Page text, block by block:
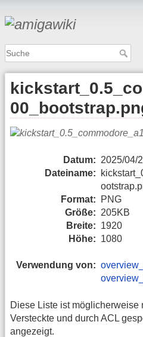
Datum: 2025/04/
Dateiname:
Format:
PNG
Größe: 205KB
Breite: 1920
Höhe: 1080
Verwendung von:
Diese Liste ist möglicherweise
Versteckte und durch ACL
angezeigt.